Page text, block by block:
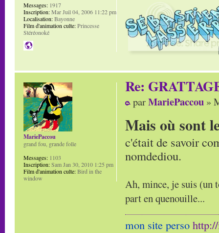
Messages: 1917
Inscription:Mar Juil 04, 2006 11:22 pm
Localisation:Bayonne
Film d'animation culte:Princesse
Stéréonoké
Re:
parMariePaccou »
Mais où sont
c'était de savoir
nomdediou.
Ah, mince, je suis (un
part en quenouille...
mon site perso
MariePaccou
grand fou, grande folle
Messages: 1103
Inscription:Sam Jan 30, 2010 1:25 pm
Film d'animation culte:Bird in the
window